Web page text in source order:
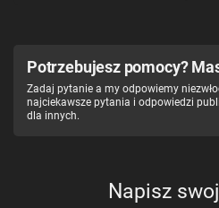
Potrzebujesz pomocy?
Zadaj pytanie a my odpowiemy
najciekawsze pytania i odpowiedzi
dla innych.
Napisz